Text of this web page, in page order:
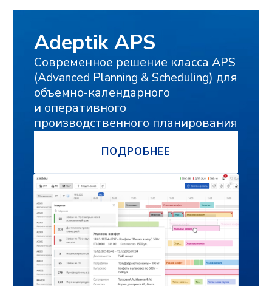
Мы готовы оперативно ответить на
вопросы, отправить презентационные
с нашими экспертами и сделать
предварительный расчёт стоимости
проекта для вашего предприятия.
ФАМИЛИЯ, ИМЯ, ОТЧЕСТВО
ЭЛЕКТРОННАЯ ПОЧТА
Оставьте контакты,
и мы свяжемся с
вами